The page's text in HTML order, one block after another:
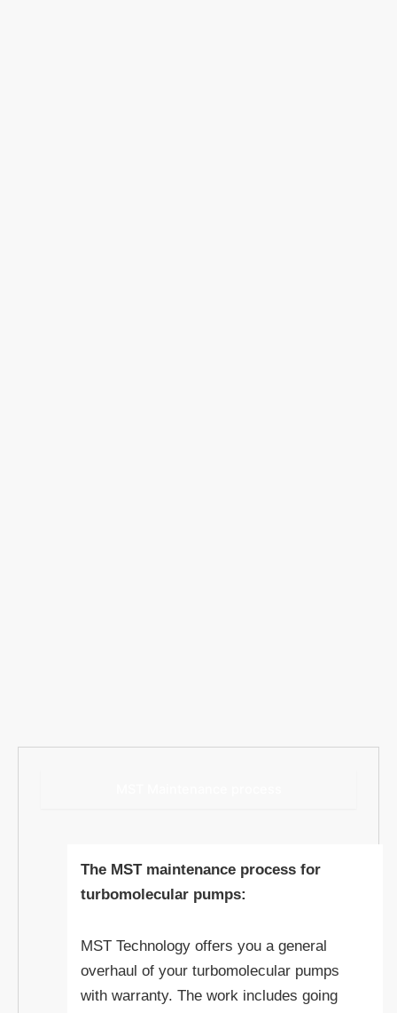
The MST maintenance process for
turbomolecular pumps:
MST Technology offers you a general
overhaul of your turbomolecular pumps
with warranty. The work includes going